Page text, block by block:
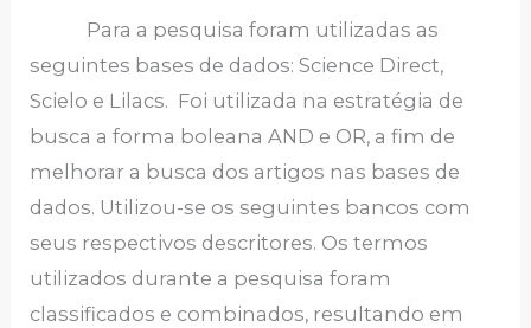
Para a pesquisa foram utilizadas as
seguintes bases de dados: Science Direct,
Scielo e Lilacs. Foi utilizada na estratégia de
busca a forma boleana AND e OR, a fim de
melhorar a busca dos artigos nas bases de
dados. Utilizou-se os seguintes bancos com
seus respectivos descritores. Os termos
utilizados durante a pesquisa foram
classificados e combinados, resultando em